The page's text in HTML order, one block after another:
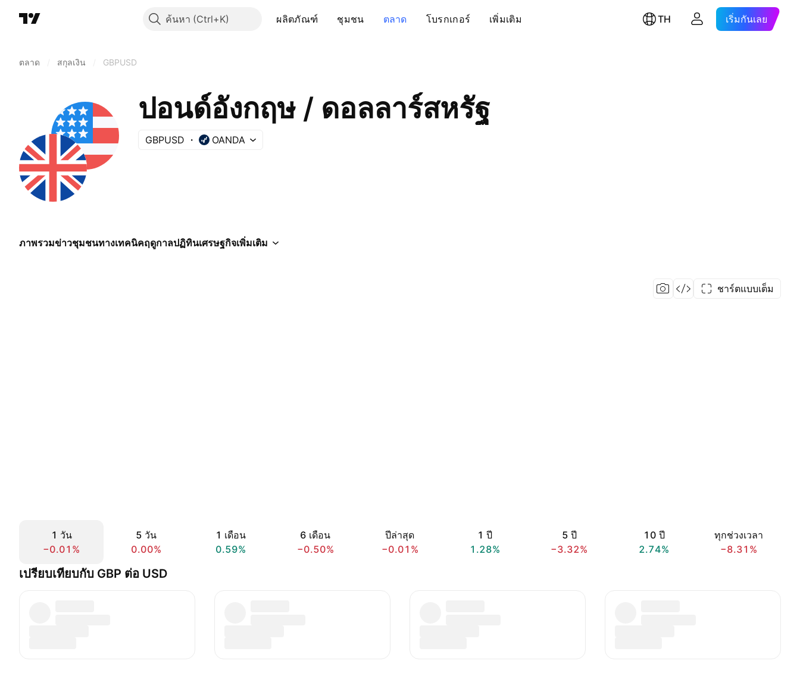
ค้นหา ผลิตภัณฑ์ ชุมชน ตลาด โบรกเกอร์ เพิ่มเติม TH เริ่มกันเลย
ตลาด สกุลเงิน GBPUSD
ปอนด์อังกฤษ / ดอลลาร์สหรัฐ
GBPUSD OANDA
ภาพรวมข่าวชุมชนทางเทคนิคฤดูกาลปฏิทินเศรษฐกิจเพิ่มเติม
ชาร์ตแบบเต็ม
1 วัน
−0.01%
5 วัน
0.00%
1 เดือน
0.59%
6 เดือน
−0.50%
ปีล่าสุด
−0.01%
1 ปี
1.28%
5 ปี
−3.32%
10 ปี
2.74%
ทุกช่วงเวลา
−8.31%
เปรียบเทียบกับ GBP ต่อ USD